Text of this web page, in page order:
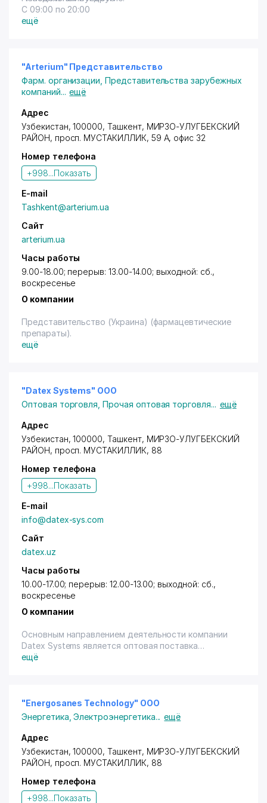
С 09:00 по 20:00
ещё
"Arterium" Представительство
Фарм. организации ,Представительства зарубежных
компаний... ещё
Адрес
Узбекистан, 100000, Ташкент, МИРЗО-УЛУГБЕКСКИЙ
РАЙОН, просп. МУСТАКИЛЛИК, 59 А, офис 32
Номер телефона
+998...Показать
E-mail
Tashkent@arterium.ua
Сайт
arterium.ua
Часы работы
9.00-18.00; перерыв: 13.00-14.00; выходной: сб.,
воскресенье
О компании
Представительство (Украина) (фармацевтические
препараты).
ещё
"Datex Systems" ООО
Оптовая торговля ,Прочая оптовая торговля... ещё
Адрес
Узбекистан, 100000, Ташкент, МИРЗО-УЛУГБЕКСКИЙ
РАЙОН, просп. МУСТАКИЛЛИК, 88
Номер телефона
+998...Показать
E-mail
info@datex-sys.com
Сайт
datex.uz
Часы работы
10.00-17.00; перерыв: 12.00-13.00; выходной: сб.,
воскресенье
О компании
Основным направлением деятельности компании
Datex Systems является оптовая поставка
электронного компьютерного оборудования и
видеооборудование для работы телестудий, для
организации репортерской деятельности и
киноиндустрии.
Имея налаженные контакты с мировыми
производителями компьютерного,
телекоммуникационного оборудования и видео
оборудования, наша компания готова предложить
своим клиентам персональные компьютеры и
ещё
"Energosanes Technology" ООО
Энергетика ,Электроэнергетика... ещё
Адрес
Узбекистан, 100000, Ташкент, МИРЗО-УЛУГБЕКСКИЙ
РАЙОН, просп. МУСТАКИЛЛИК, 88
Номер телефона
+998...Показать